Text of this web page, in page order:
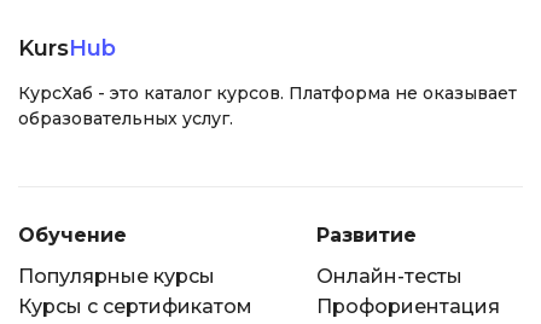
KursHub
КурсХаб - это каталог курсов. Платформа не оказывает
образовательных услуг.
Обучение
Популярные курсы
Курсы с сертификатом
Развитие
Онлайн-тесты
Профориентация